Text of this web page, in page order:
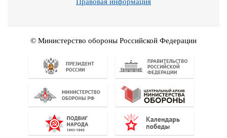
Правовая информация
© Министерство обороны Российской Федерации